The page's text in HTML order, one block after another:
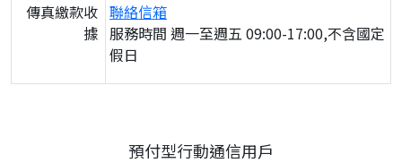
傳真繳款收
據
聯絡信箱
服務時間 週一至週五 09:00-17:00,不含國定
假日
預付型行動通信用戶